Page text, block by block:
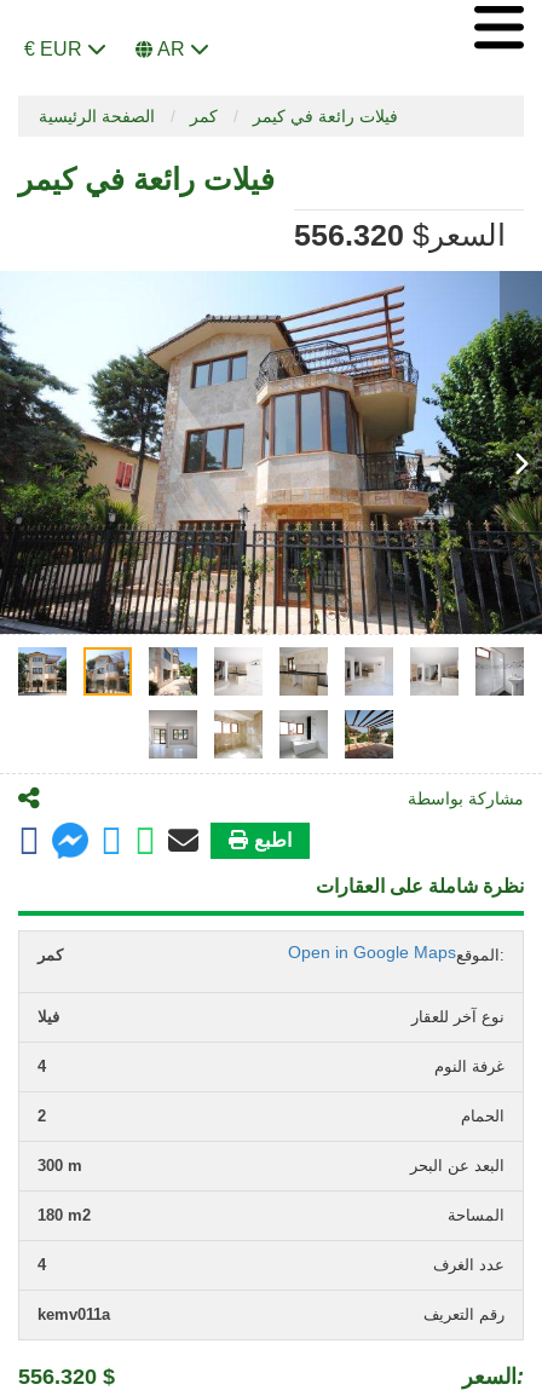
€ EUR AR
الصفحة الرئيسية كمر فيلات رائعة في كيمر
فيلات رائعة في كيمر
السعر
556.320 $
مشاركة بواسطة
اطبع
نظرة شاملة على العقارات
الموقع: كمر Open in Google Maps
نوع آخر للعقار فيلا
غرفة النوم 4
الحمام 2
البعد عن البحر 300 m
المساحة 180 m2
عدد الغرف 4
رقم التعريف kemv011a
السعر :
556.320 $